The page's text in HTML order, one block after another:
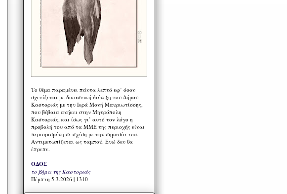
Το θέμα παραμένει πάντα λεπτό εφ’ όσον
σχετίζεται με δικαστική διένεξη του Δήμου
Καστοριάς με την Ιερά Μονή Μαυριωτίσσης,
που βέβαια ανήκει στην Μητρόπολη
Καστοριάς, και ίσως γι’ αυτό τον λόγο η
προβολή του από τα ΜΜΕ της περιοχής είναι
περιορισμένη σε σχέση με την σημασία του.
Αντιμετωπίζεται ως ταμπού. Ενώ δεν θα
έπρεπε.
ΟΔΟΣ
το βήμα της Καστοριάς
Πέμπτη 5.3.2026 | 1310